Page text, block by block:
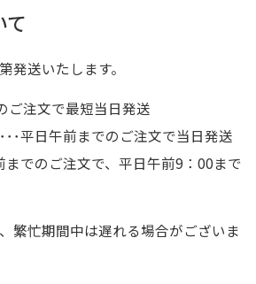
て
発送いたします。
ご注文で最短当日発送
･･平日午前までのご注文で当日発送
までのご注文で、平日午前9：00まで
繁忙期間中は遅れる場合がございま